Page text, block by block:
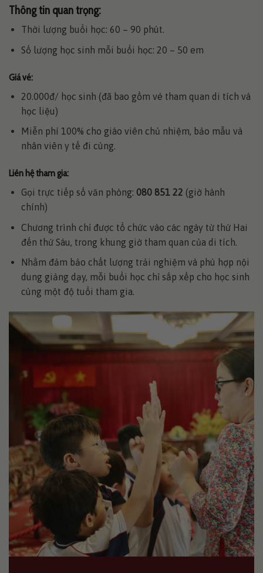
Thông tin quan trọng:
Thời lượng buổi học: 60 – 90 phút.
Số lượng học sinh mỗi buổi học: 20 – 50 em
Giá vé:
20.000đ/ học sinh (đã bao gồm vé tham quan di tích và
học liệu)
Miễn phí 100% cho giáo viên chủ nhiệm, bảo mẫu và
nhân viên y tế đi cùng.
Liên hệ tham gia:
Gọi trực tiếp số văn phòng: 080 851 22 (giờ hành
chính)
Chương trình chỉ được tổ chức vào các ngày từ thứ Hai
đến thứ Sáu, trong khung giờ tham quan của di tích.
Nhằm đảm bảo chất lượng trải nghiệm và phù hợp nội
dung giảng dạy, mỗi buổi học chỉ sắp xếp cho học sinh
cùng một độ tuổi tham gia.